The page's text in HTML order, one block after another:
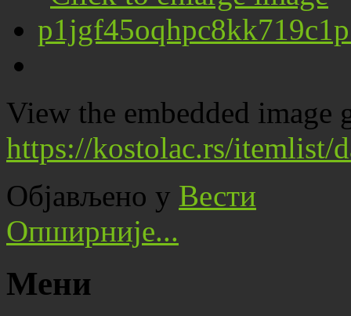
View the embedded image
https://kostolac.rs/itemlist/
Објављено у Вести
Опширније...
Мени